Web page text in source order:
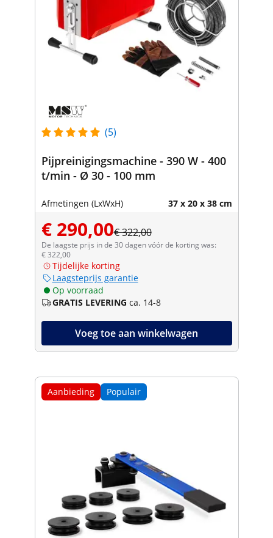
(5)
Pijpreinigingsmachine - 390 W - 400
t/min - Ø 30 - 100 mm
Afmetingen (LxWxH) 37 x 20 x 38 cm
€ 290,00€ 322,00
De laagste prijs in de 30 dagen vóór de korting was:
€ 322,00
Tijdelijke korting
Laagsteprijs garantie
Op voorraad
GRATIS LEVERING ca. 14-8
Voeg toe aan winkelwagen
Aanbieding Populair